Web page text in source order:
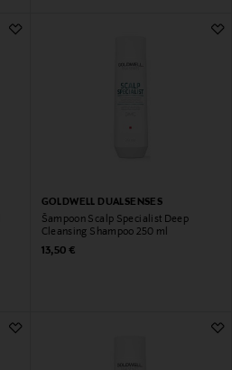
GOLDWELL DUALSENSES
Šampoon Scalp Specialist Deep
Cleansing Shampoo 250 ml
Original Price
13,50 €